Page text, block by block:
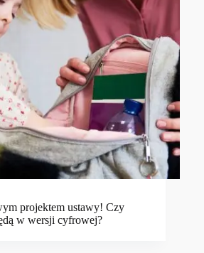
projektem ustawy! Czy
w wersji cyfrowej?